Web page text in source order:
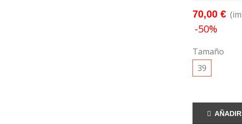
70,00 €
-50%
Tamaño
39